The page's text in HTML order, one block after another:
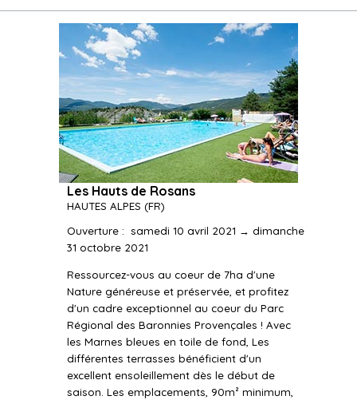
Les Hauts de Rosans
HAUTES ALPES (FR)
Ouverture : samedi 10 avril 2021 → dimanche
31 octobre 2021
Ressourcez-vous au coeur de 7ha d'une
Nature généreuse et préservée, et profitez
d'un cadre exceptionnel au coeur du Parc
Régional des Baronnies Provençales ! Avec
les Marnes bleues en toile de fond, Les
différentes terrasses bénéficient d'un
excellent ensoleillement dès le début de
saison. Les emplacements, 90m² minimum,